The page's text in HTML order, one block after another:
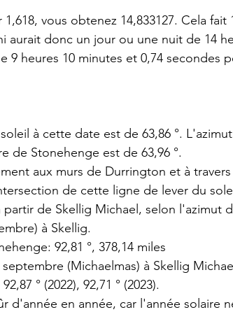
1,618, vous obtenez 14,833127. Cela
aurait donc un jour ou une nuit de 14
9 heures 10 minutes et 0,74 secondes
à cette date est de 63,86 °.
de Stonehenge est de 63,96 °.
aux murs de Durrington et à
de cette ligne de lever du
de Skellig Michael, selon l'azimut
à Skellig.
92,81 °, 378,14 miles
(Michaelmas) à Skellig
° (2022), 92,71 ° (2023).
d'année en année, car l'année solaire